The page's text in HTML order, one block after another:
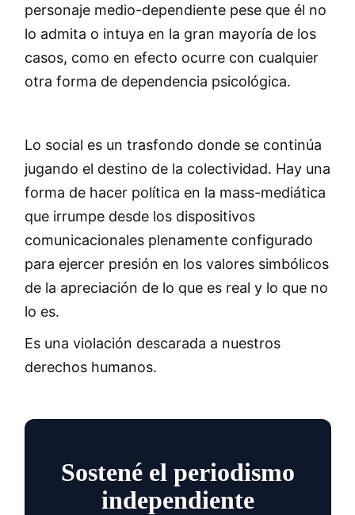
personaje medio-dependiente pese que él no
lo admita o intuya en la gran mayoría de los
casos, como en efecto ocurre con cualquier
otra forma de dependencia psicológica.
Lo social es un trasfondo donde se continúa
jugando el destino de la colectividad. Hay una
forma de hacer política en la mass-mediática
que irrumpe desde los dispositivos
comunicacionales plenamente configurado
para ejercer presión en los valores simbólicos
de la apreciación de lo que es real y lo que no
lo es.
Es una violación descarada a nuestros
derechos humanos.
Sostené el periodismo
independiente